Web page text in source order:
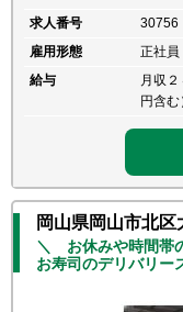
求人番号
30756
雇用形態
正社員
給与
月収
円含む
岡山県岡山市北
＼ お休みや時間帯
お寿司のデリバリー